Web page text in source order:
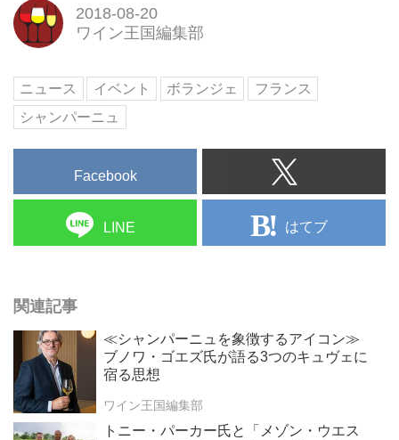
2018-08-20
ワイン王国編集部
ニュース イベント ボランジェ
フランス
シャンパーニュ
Facebook
LINE はてブ
関連記事
≪シャンパーニュを象徴するアイコン≫
ブノワ・ゴエズ氏が語る3つのキュヴェに
宿る思想
ワイン王国編集部
トニー・パーカー氏と「メゾン・ウエス